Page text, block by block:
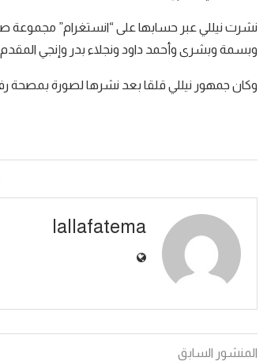
نشرت نيللي عبر حسابها على “انستغرام”
وبسمة وبشرى وأحمد داود ونجلاء بدر وإنجي المقدم
وكان جمهور نيللي قلقا بعد نشرها لصورة بمصحة
lallafatema
المنشور السابق